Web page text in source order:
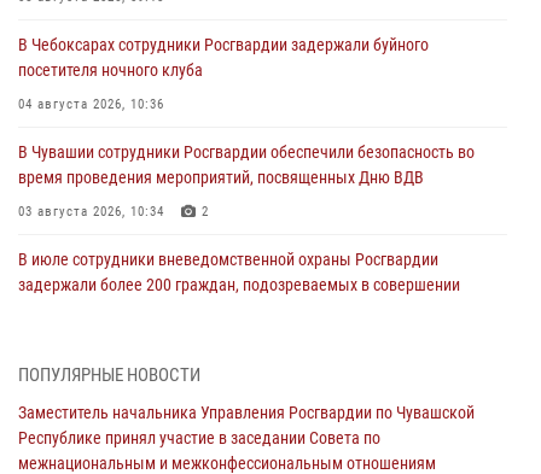
В Чебоксарах сотрудники Росгвардии задержали буйного
посетителя ночного клуба
04 августа 2026, 10:36
В Чувашии сотрудники Росгвардии обеспечили безопасность во
время проведения мероприятий, посвященных Дню ВДВ
03 августа 2026, 10:34 2
В июле сотрудники вневедомственной охраны Росгвардии
задержали более 200 граждан, подозреваемых в совершении
мировой войне 1914-1918 годов
01 августа 2026, 07:19
ПОПУЛЯРНЫЕ НОВОСТИ
Заместитель начальника Управления Росгвардии по Чувашской
Республике принял участие в заседании Совета по
межнациональным и межконфессиональным отношениям